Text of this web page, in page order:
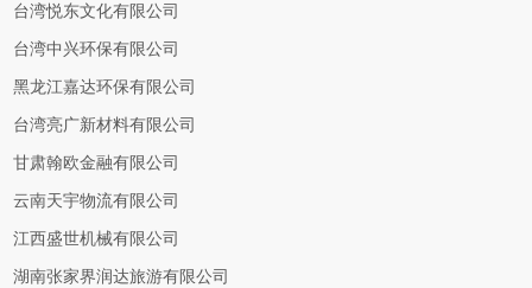
台湾悦东文化有限公司
台湾中兴环保有限公司
黑龙江嘉达环保有限公司
台湾亮广新材料有限公司
甘肃翰欧金融有限公司
云南天宇物流有限公司
江西盛世机械有限公司
湖南张家界润达旅游有限公司